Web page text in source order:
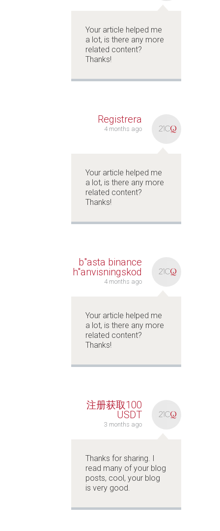
Your article helped me
a lot, is there any more
related content?
Thanks!
Registrera
4 months ago
Your article helped me
a lot, is there any more
related content?
Thanks!
b"asta binance
h"anvisningskod
4 months ago
Your article helped me
a lot, is there any more
related content?
Thanks!
注册获取100
USDT
3 months ago
Thanks for sharing. I
read many of your blog
posts, cool, your blog
is very good.